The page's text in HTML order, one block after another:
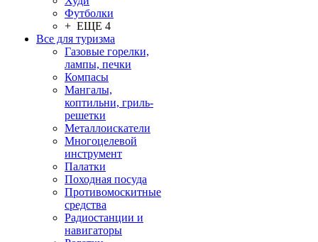
Футболки
+ ЕЩЕ 4
Все для туризма
Газовые горелки,
лампы, печки
Компасы
Мангалы,
коптильни, гриль-
решетки
Металлоискатели
Многоцелевой
инструмент
Палатки
Походная посуда
Противомоскитные
средства
Радиостанции и
навигаторы